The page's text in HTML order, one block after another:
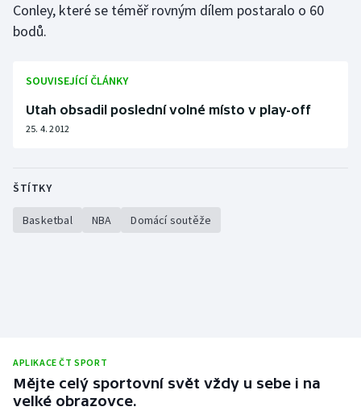
Moderní pětiboj
Parasport
Short track
Sportovní střelba
Conley, které se téměř rovným dílem postaralo o 60
bodů.
SOUVISEJÍCÍ ČLÁNKY
Utah obsadil poslední volné místo v play-off
25. 4. 2012
ŠTÍTKY
Basketbal NBA Domácí soutěže
APLIKACE ČT SPORT
Mějte celý sportovní svět vždy u sebe i na
velké obrazovce.